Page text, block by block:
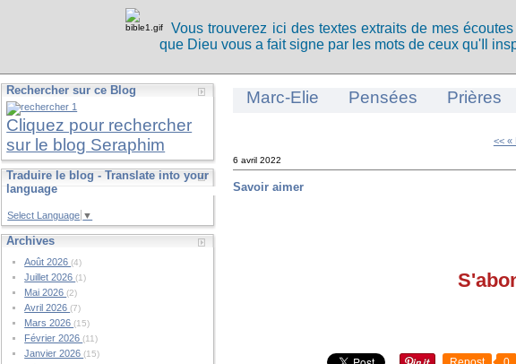
Vous trouverez ici des textes extraits de mes
que Dieu vous a fait signe par les mots de ceux qu'Il
Rechercher sur ce Blog
Cliquez pour rechercher
sur le blog Seraphim
Traduire le blog - Translate into your
language
Select Language ▼
Archives
Août 2026(4)
Juillet 2026(1)
Mai 2026(2)
Avril 2026(7)
Mars 2026(15)
Février 2026(11)
Janvier 2026(15)
Marc-Elie Pensées Prières
<< «
6 avril 2022
Savoir aimer